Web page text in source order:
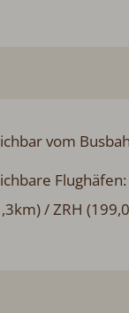
Flughäfen:
/ ZRH